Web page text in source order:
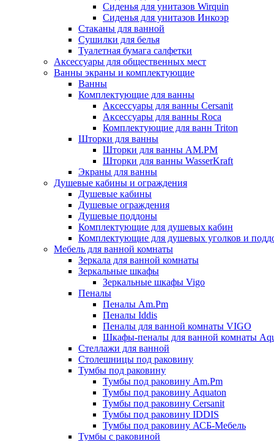
Сиденья для унитазов Wirquin
Сиденья для унитазов Инкоэр
Стаканы для ванной
Сушилки для белья
Туалетная бумага салфетки
Аксессуары для общественных мест
Ванны экраны и комплектующие
Ванны
Комплектующие для ванны
Аксессуары для ванны Cersanit
Аксессуары для ванны Roca
Комплектующие для ванн Triton
Шторки для ванны
Шторки для ванны AM.PM
Шторки для ванны WasserKraft
Экраны для ванны
Душевые кабины и ограждения
Душевые кабины
Душевые ограждения
Душевые поддоны
Комплектующие для душевых кабин
Комплектующие для душевых уголков и
Мебель для ванной комнаты
Зеркала для ванной комнаты
Зеркальные шкафы
Зеркальные шкафы Vigo
Пеналы
Пеналы Am.Pm
Пеналы Iddis
Пеналы для ванной комнаты VIGO
Шкафы-пеналы для ванной комнаты
Стеллажи для ванной
Столешницы под раковину
Тумбы под раковину
Тумбы под раковину Am.Pm
Тумбы под раковину Aquaton
Тумбы под раковину Cersanit
Тумбы под раковину IDDIS
Тумбы под раковину АСБ-Мебель
Тумбы с раковиной